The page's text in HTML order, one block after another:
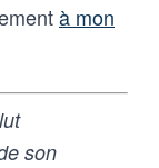
à mon
son